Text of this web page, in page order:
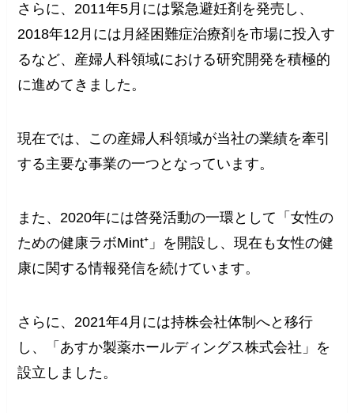
さらに、2011年5月には緊急避妊剤を発売し、
2018年12月には月経困難症治療剤を市場に投入す
るなど、産婦人科領域における研究開発を積極的
に進めてきました。
現在では、この産婦人科領域が当社の業績を牽引
する主要な事業の一つとなっています。
また、2020年には啓発活動の一環として「女性の
ための健康ラボMint⁺」を開設し、現在も女性の健
康に関する情報発信を続けています。
さらに、2021年4月には持株会社体制へと移行
し、「あすか製薬ホールディングス株式会社」を
設立しました。